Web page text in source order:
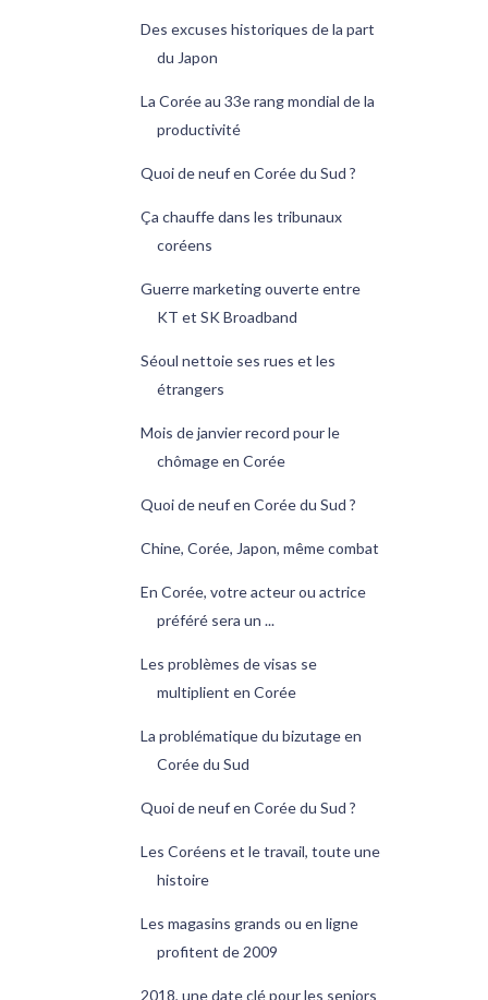
Des excuses historiques de la part
du Japon
La Corée au 33e rang mondial de la
productivité
Quoi de neuf en Corée du Sud ?
Ça chauffe dans les tribunaux
coréens
Guerre marketing ouverte entre
KT et SK Broadband
Séoul nettoie ses rues et les
étrangers
Mois de janvier record pour le
chômage en Corée
Quoi de neuf en Corée du Sud ?
Chine, Corée, Japon, même combat
En Corée, votre acteur ou actrice
préféré sera un ...
Les problèmes de visas se
multiplient en Corée
La problématique du bizutage en
Corée du Sud
Quoi de neuf en Corée du Sud ?
Les Coréens et le travail, toute une
histoire
Les magasins grands ou en ligne
profitent de 2009
2018, une date clé pour les seniors